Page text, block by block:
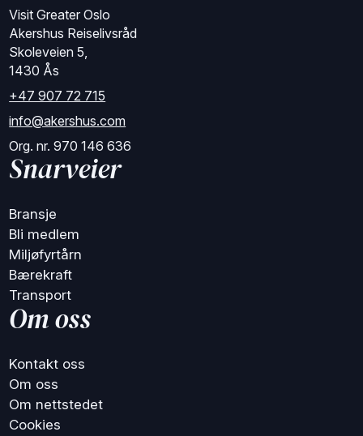
Visit Greater Oslo
Akershus Reiselivsråd
Skoleveien 5,
1430 Ås
+47 907 72 715
info@akershus.com
Org. nr. 970 146 636
Snarveier
Bransje
Bli medlem
Miljøfyrtårn
Bærekraft
Transport
Om oss
Kontakt oss
Om oss
Om nettstedet
Cookies